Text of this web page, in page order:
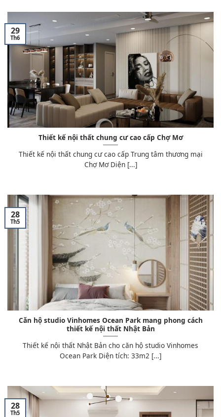
Thiết kế nội thất chung cư cao cấp Chợ Mơ
Thiết kế nội thất chung cư cao cấp Trung tâm thương mại
Chợ Mơ Diện [...]
29
Th6
Căn hộ studio Vinhomes Ocean Park mang phong cách
thiết kế nội thất Nhật Bản
Thiết kế nội thất Nhật Bản cho căn hộ studio Vinhomes
Ocean Park Diện tích: 33m2 [...]
28
Th5
28
Th5